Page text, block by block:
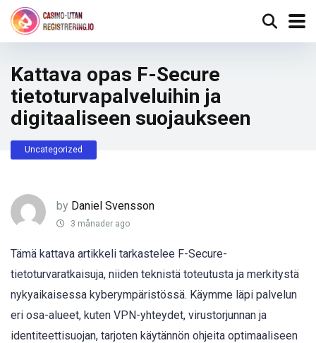
Kattava opas F-Secure
tietoturvapalveluihin ja
digitaaliseen suojaukseen
Uncategorized
by Daniel Svensson
3 månader ago
Tämä kattava artikkeli tarkastelee F-Secure-
tietoturvaratkaisuja, niiden teknistä toteutusta ja merkitystä
nykyaikaisessa kyberympäristössä. Käymme läpi palvelun
eri osa-alueet, kuten VPN-yhteydet, virustorjunnan ja
identiteettisuojan, tarjoten käytännön ohjeita optimaaliseen